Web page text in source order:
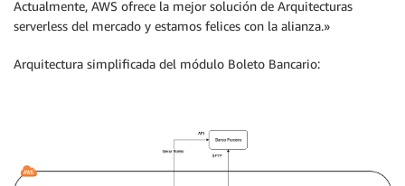
Actualmente, AWS ofrece la mejor solución de Arquitecturas
serverless del mercado y estamos felices con la alianza.»
Arquitectura simplificada del módulo Boleto Bancario: